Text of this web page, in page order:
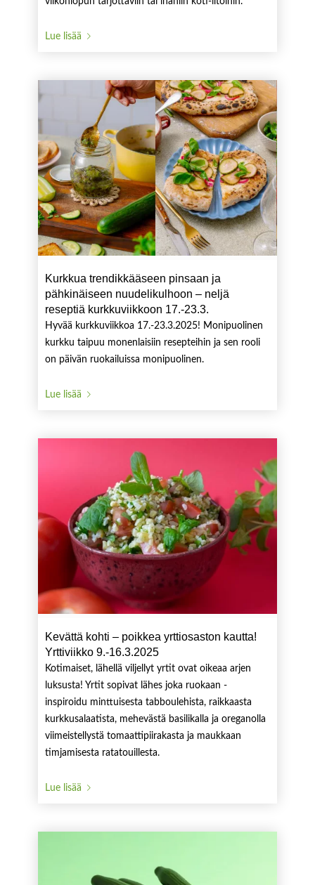
Lue lisää
Kurkkua trendikkääseen pinsaan ja
pähkinäiseen nuudelikulhoon – neljä
reseptiä kurkkuviikkoon 17.-23.3.
Hyvää kurkkuviikkoa 17.-23.3.2025! Monipuolinen
kurkku taipuu monenlaisiin resepteihin ja sen rooli
on päivän ruokailuissa monipuolinen.
Lue lisää
Kevättä kohti – poikkea yrttiosaston kautta!
Yrttiviikko 9.-16.3.2025
Kotimaiset, lähellä viljellyt yrtit ovat oikeaa arjen
luksusta! Yrtit sopivat lähes joka ruokaan -
inspiroidu minttuisesta tabboulehista, raikkaasta
kurkkusalaatista, mehevästä basilikalla ja oreganolla
viimeistellystä tomaattipiirakasta ja maukkaan
timjamisesta ratatouillesta.
Lue lisää